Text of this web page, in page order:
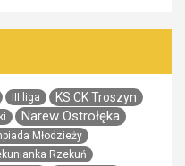
III liga KS CK Troszyn
Narew Ostrołęka
Młodzieży
Rzekuń